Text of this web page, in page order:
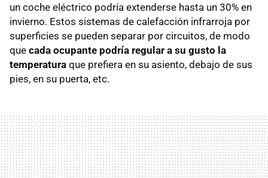
un coche eléctrico podría extenderse hasta un 30% en
invierno. Estos sistemas de calefacción infrarroja por
superficies se pueden separar por circuitos, de modo
que cada ocupante podría regular a su gusto la
temperatura que prefiera en su asiento, debajo de sus
pies, en su puerta, etc.